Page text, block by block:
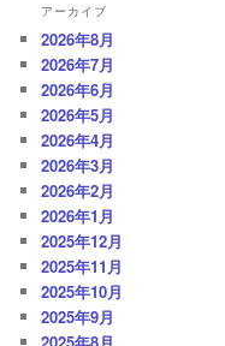
ー
シ
ョ
ン
アーカイブ
2026年8月
2026年7月
2026年6月
2026年5月
2026年4月
2026年3月
2026年2月
2026年1月
2025年12月
2025年11月
2025年10月
2025年9月